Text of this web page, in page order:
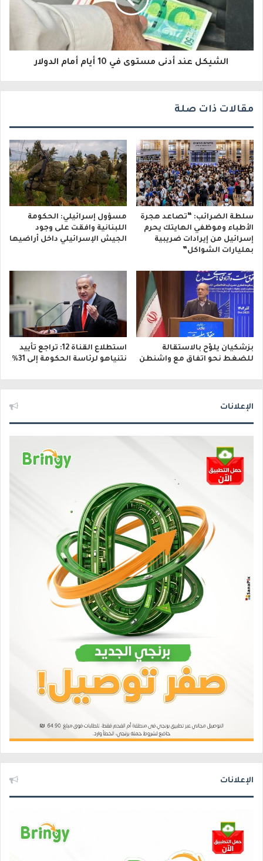
ن
الشيكل عند أدنى مستوى في 10 أيام أمام الدولار
مقالات ذات صلة
سلطة الضرائب: “تصاعد هجرة
الأطباء وموظفي الهايتك يحرم
إسرائيل من إيرادات ضريبية
بمليارات الشواكل”
مسؤول إسرائيلي: الحكومة
اللبنانية وافقت على وجود
الجيش الإسرائيلي داخل أراضيها
بزشكيان يلوّح بالاستقالة
للضغط نحو اتفاق مع واشنطن
استطلاع القناة 12: تراجع تأييد
نتنياهو لرئاسة الحكومة إلى 31%
الإعلانات
الإعلانات